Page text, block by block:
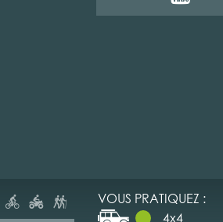
VOUS PRATIQUEZ :
4x4